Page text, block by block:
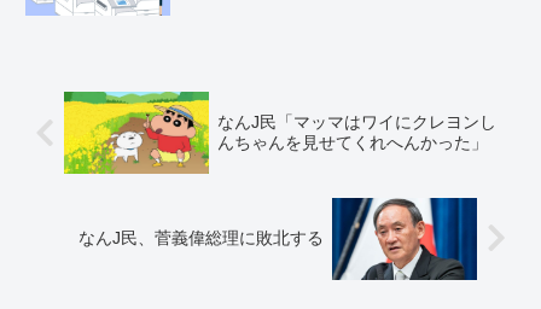
なんJ民「マッマはワイにクレヨンし
んちゃんを見せてくれへんかった」
なんJ民、菅義偉総理に敗北する